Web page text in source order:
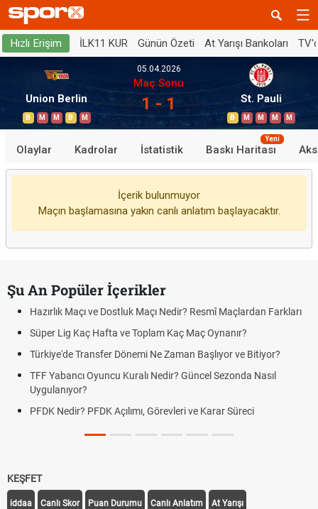
Hızlı Erişim İLK11 KUR Günün Özeti At Yarışı Bankoları
Union Berlin
B M M B M
05.04.2026
Maç Sonu
1 - 1 St. Pauli
B M M M M
Olaylar Kadrolar İstatistik Baskı Haritası
Yeni
İçerik bulunmuyor
Maçın başlamasına yakın canlı anlatım başlayacaktır.
Şu An Popüler İçerikler
Hazırlık Maçı ve Dostluk Maçı Nedir? Resmî Maçlardan Farkları
Süper Lig Kaç Hafta ve Toplam Kaç Maç Oynanır?
Türkiye'de Transfer Dönemi Ne Zaman Başlıyor ve Bitiyor?
TFF Yabancı Oyuncu Kuralı Nedir? Güncel Sezonda Nasıl
Uygulanıyor?
PFDK Nedir? PFDK Açılımı, Görevleri ve Karar Süreci
KEŞFET
iddaa Canlı Skor Puan Durumu Canlı Anlatım At Yarışı